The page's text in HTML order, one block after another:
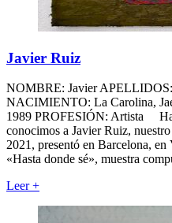
Javier Ruiz
NOMBRE: Javier
NACIMIENTO: La Carolina,
1989 PROFESIÓN: Artista
conocimos a Javier Ruiz,
2021, presentó en Barcelona,
«Hasta donde sé», muestra
Leer+